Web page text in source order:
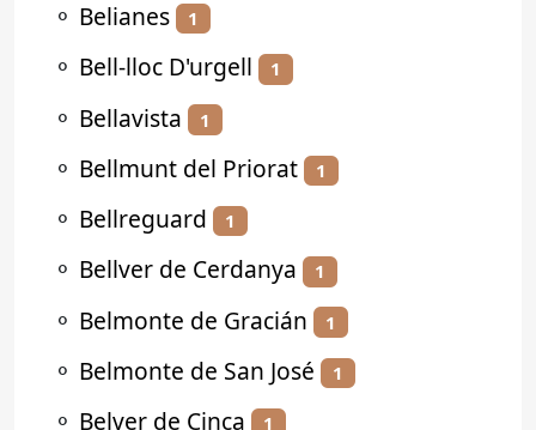
⚬ Belianes 1
⚬ Bell-lloc D'urgell 1
⚬ Bellavista 1
⚬ Bellmunt del Priorat 1
⚬ Bellreguard 1
⚬ Bellver de Cerdanya 1
⚬ Belmonte de Gracián 1
⚬ Belmonte de San José 1
⚬ Belver de Cinca 1